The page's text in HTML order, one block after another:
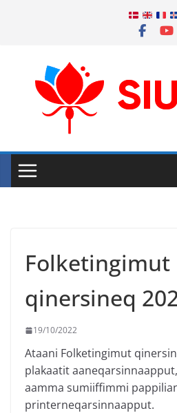
Folketingimut
qinersineq
19/10/2022
Ataani Folketingimut
plakaatit
aamma sumiiffimmi
printerneqarsinnaapput.